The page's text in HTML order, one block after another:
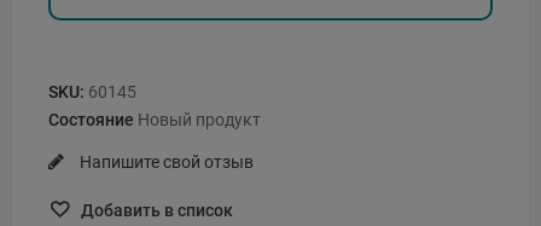
SKU: 60145
Состояние Новый продукт
Напишите свой отзыв
Добавить в список